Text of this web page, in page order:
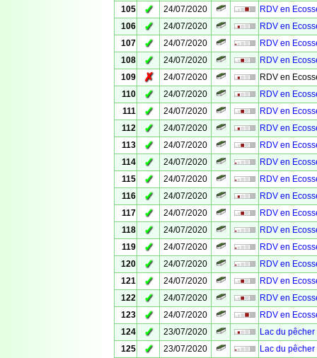
105
✓ 24/07/2020
RDV en
106
✓ 24/07/2020
RDV en
107
✓ 24/07/2020
RDV en
108
✓ 24/07/2020
RDV en
109
✗ 24/07/2020
RDV en
110
✓ 24/07/2020
RDV en
111
✓ 24/07/2020
RDV en
112
✓ 24/07/2020
RDV en
113
✓ 24/07/2020
RDV en
114
✓ 24/07/2020
RDV en
115
✓ 24/07/2020
RDV en
116
✓ 24/07/2020
RDV en
117
✓ 24/07/2020
RDV en
118
✓ 24/07/2020
RDV en
119
✓ 24/07/2020
RDV en
120
✓ 24/07/2020
RDV en
121
✓ 24/07/2020
RDV en
122
✓ 24/07/2020
RDV en
123
✓ 24/07/2020
RDV en
124
✓ 23/07/2020
Lac du
125
✓ 23/07/2020 Lac du